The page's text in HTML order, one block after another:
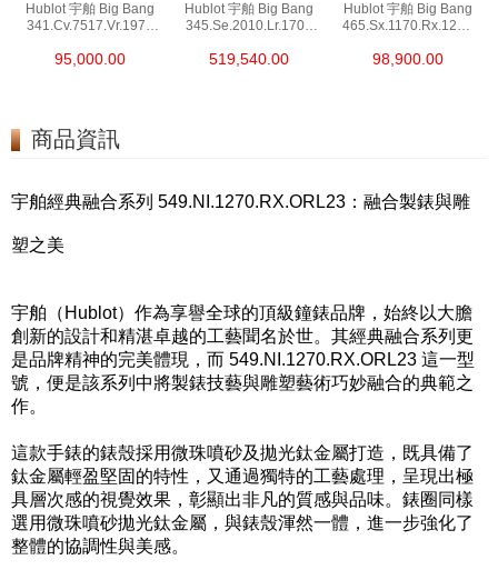
Hublot 宇舶 Big Bang
341.Cv.7517.Vr.1975
95,000.00
Hublot 宇舶 Big Bang
345.Se.2010.Lr.1704
519,540.00
Hublot 宇舶 Big Bang
465.Sx.1170.Rx.1204
98,900.00
商品資訊
宇舶經典融合系列 549.NI .1270.RX.ORL23：融合製錶與雕
塑之美
宇舶（Hublot）作為享譽全球的頂級鐘錶品牌，始終以大膽
創新的設計和精湛卓越的工藝聞名於世。其經典融合系列更
是品牌精神的完美體現，而 549.NI .1270.RX.ORL23 這一型
號，便是該系列中將製錶技藝與雕塑藝術巧妙融合的典範之
作。
這款手錶的錶殼採用微珠噴砂及拋光鈦金屬打造，既具備了
鈦金屬輕盈堅固的特性，又通過獨特的工藝處理，呈現出極
具層次感的視覺效果，彰顯出非凡的質感與品味。錶圈同樣
選用微珠噴砂拋光鈦金屬，與錶殼渾然一體，進一步強化了
整體的協調性與美感。